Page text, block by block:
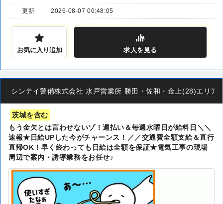
更新 2026-08-07 00:48:05
お気に入り追加 求人を見る
シンテイ警備株式会社 水戸営業所 勝田・佐和・金上(28)エリア
茨城を含む
もう金欠とは言わせないゾ！週払い＆毎週水曜日が給料日＼＼
速報★日給UPした今がチャーンス！／／交通費全額支給＆直行
直帰OK！早く終わっても日給は全額を保証★電気工事の現場
周辺で案内・誘導業務をお任せ♪